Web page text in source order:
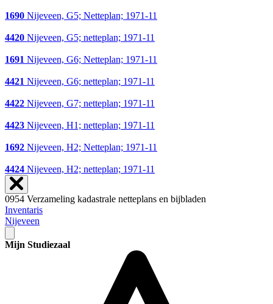
1690 Nijeveen, G5; Netteplan; 1971-11
4420 Nijeveen, G5; netteplan; 1971-11
1691 Nijeveen, G6; Netteplan; 1971-11
4421 Nijeveen, G6; netteplan; 1971-11
4422 Nijeveen, G7; netteplan; 1971-11
4423 Nijeveen, H1; netteplan; 1971-11
1692 Nijeveen, H2; Netteplan; 1971-11
4424 Nijeveen, H2; netteplan; 1971-11
0954 Verzameling kadastrale netteplans en bijbladen
Inventaris
Nijeveen
Mijn Studiezaal